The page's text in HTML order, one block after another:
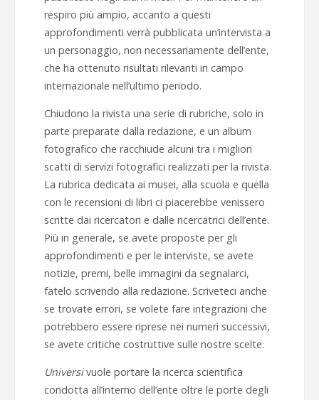
respiro più ampio, accanto a questi
approfondimenti verrà pubblicata un’intervista a
un personaggio, non necessariamente dell’ente,
che ha ottenuto risultati rilevanti in campo
internazionale nell’ultimo periodo.
Chiudono la rivista una serie di rubriche, solo in
parte preparate dalla redazione, e un album
fotografico che racchiude alcuni tra i migliori
scatti di servizi fotografici realizzati per la rivista.
La rubrica dedicata ai musei, alla scuola e quella
con le recensioni di libri ci piacerebbe venissero
scritte dai ricercatori e dalle ricercatrici dell’ente.
Più in generale, se avete proposte per gli
approfondimenti e per le interviste, se avete
notizie, premi, belle immagini da segnalarci,
fatelo scrivendo alla redazione. Scriveteci anche
se trovate errori, se volete fare integrazioni che
potrebbero essere riprese nei numeri successivi,
se avete critiche costruttive sulle nostre scelte.
Universivuole portare la ricerca scientifica
condotta all’interno dell’ente oltre le porte degli